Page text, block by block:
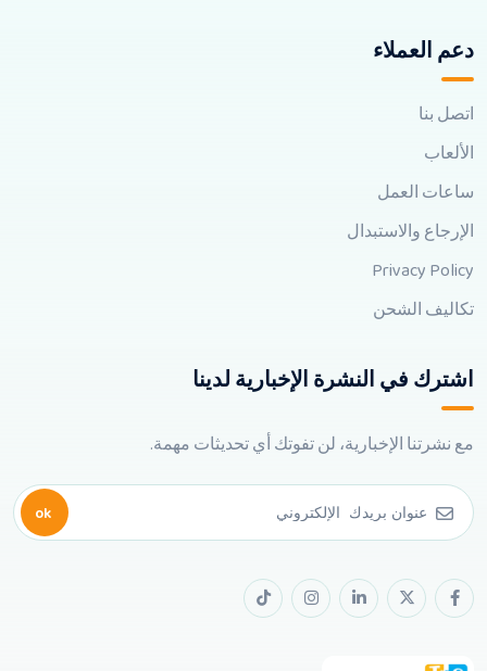
دعم العملاء
اتصل بنا
الألعاب
ساعات العمل
الإرجاع والاستبدال
Privacy Policy
تكاليف الشحن
اشترك في النشرة الإخبارية لدينا
مع نشرتنا الإخبارية، لن تفوتك أي تحديثات مهمة.
ok